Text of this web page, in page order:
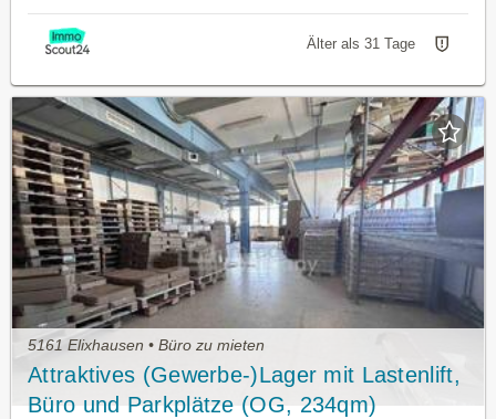
Älter als 31 Tage
5161 Elixhausen • Büro zu mieten
Attraktives (Gewerbe-)Lager mit Lastenlift,
Büro und Parkplätze (OG, 234qm)